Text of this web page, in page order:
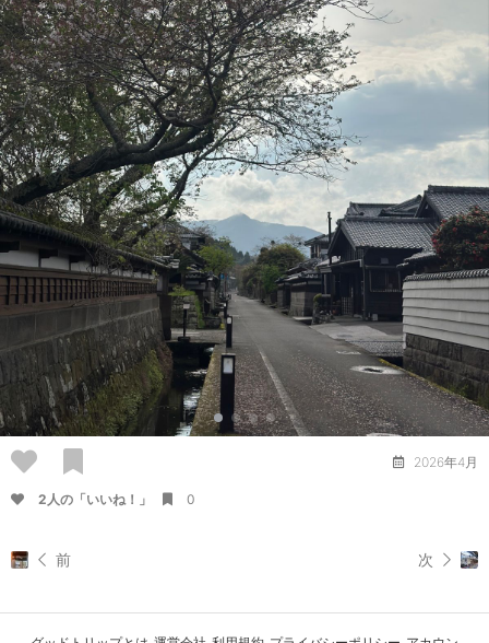
2026年4月
2人の「いいね！」 0
前 次